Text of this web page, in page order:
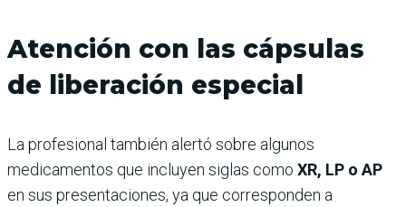
Atención con las cápsulas
de liberación especial
La profesional también alertó sobre algunos
medicamentos que incluyen siglas como XR, LP o AP
en sus presentaciones, ya que corresponden a